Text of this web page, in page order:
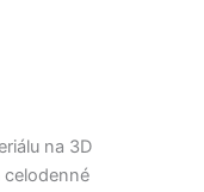
na 3D
celodenné